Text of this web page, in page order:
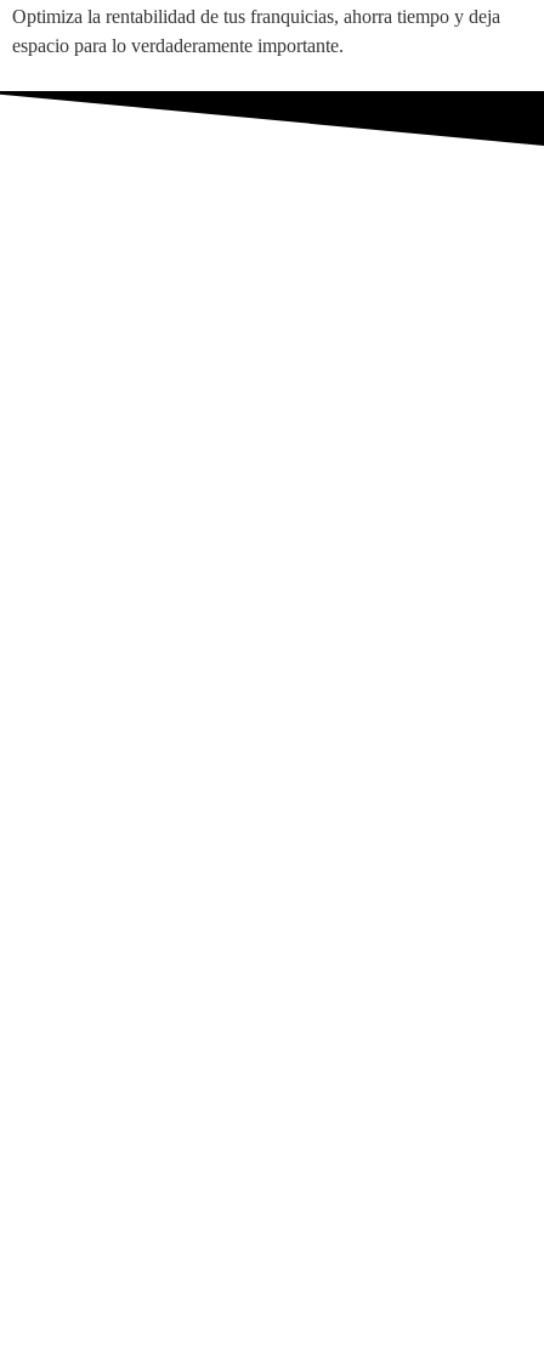
Optimiza la rentabilidad de tus franquicias, ahorra tiempo y deja
espacio para lo verdaderamente importante.